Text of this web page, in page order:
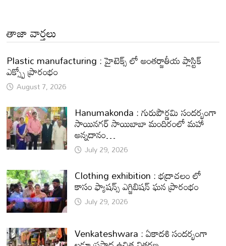
తాజా వార్తలు
Plastic manufacturing : హైటెక్స్ లో అంతర్జాతీయ ప్లాస్టిక్
ఎక్స్పో ప్రారంభం
August 7, 2026
Hanumakonda : గురుపౌర్ణమి సందర్భంగా
సాయినగర్‌ సాయిబాబా మందిరంలో మహా
అన్నదానం…
July 29, 2026
Clothing exhibition : భద్రాచలం లో
కాసం ఫ్యాషన్స్ ఎగ్జిబిషన్ ఘన ప్రారంభం
July 29, 2026
Venkateshwara : ఏకాదశి సందర్భంగా